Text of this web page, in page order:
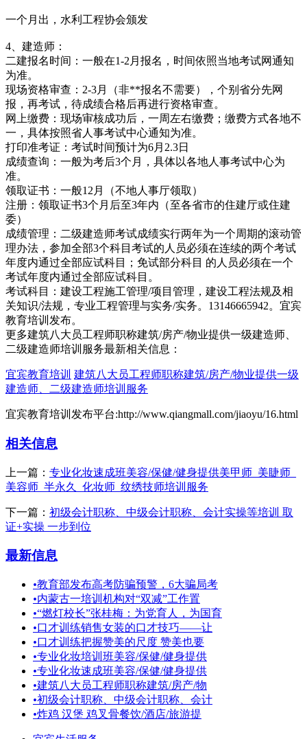
一个月出，水利工程协会颁发
4、建造师：
二建报名时间：一般在1-2月报名，时间依照当地考试网通知
为准。
现场资格审查：2-3月（非**报名不需要），个别省分先网
报，再考试，待成绩合格后再进行资格审查。
网上缴费：现场审核成功后，一周左右缴费；缴费方式各地不
一，具体按照省人事考试中心通知为准。
打印准考证：考试时间预计为6月2.3日
成绩查询：一般为考后3个月，具体以各地人事考试中心为
准。
领取证书：一般12月（不地人事厅领取）
注册：领取证书3个月后至3年内（至各省市的住建厅或住建
委）
成绩管理：二级建造师考试成绩实行两年为一个周期的滚动管
理办法，参加全部3个科目考试的人员必须在连续的两个考试
年度内通过全部应试科目；免试部分科目 的人员必须在一个
考试年度内通过全部应试科目。
考试科目：建设工程施工管理/项目管理，建设工程法规及相
关知识/法规，专业工程管理与实务/实务。13146665942。宜宾
教育培训发布。
更多建筑八大员工程师职称建筑/房产/物业提供一级建造师、
二级建造师培训服务最新相关信息：
宜宾教育培训 建筑八大员工程师职称建筑/房产/物业提供一级
建造师、二级建造师培训服务
宜宾教育培训发布平台:http://www.qiangmall.com/jiaoyu/16.html
相关信息
上一篇： 专业化妆速成班美容/保健/健身提供美甲师_美睫师_
美容师_半永久_化妆师_纹绣技师培训服务
下一篇： 初级会计职称、中级会计职称、会计实操等培训 取
证+实操 一步到位
最新信息
•教育部发布高考防骗预警，6大骗局考
•内蒙古一培训机构对“双减”工作置
•“燃灯校长”张桂梅：为党育人，为国育
•口才训练销售女装的口才技巧——让
•口才训练把握赞美的尺度 赞美也要
•专业化妆培训班美容/保健/健身提供
•专业化妆速成班美容/保健/健身提供
•建筑八大员工程师职称建筑/房产/物
•初级会计职称、中级会计职称、会计
•炸鸡 汉堡 鸡叉骨餐饮/酒店/旅游提